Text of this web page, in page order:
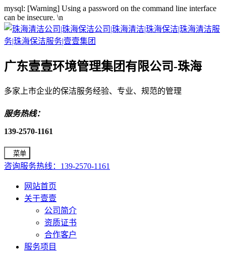
mysql: [Warning] Using a password on the command line interface
can be insecure. \n
广东壹壹环境管理集团有限公司-珠海
多家上市企业的保洁服务经验、专业、规范的管理
服务热线：
139-2570-1161
菜单
咨询服务热线：139-2570-1161
网站首页
关于壹壹
公司简介
资质证书
合作客户
服务项目